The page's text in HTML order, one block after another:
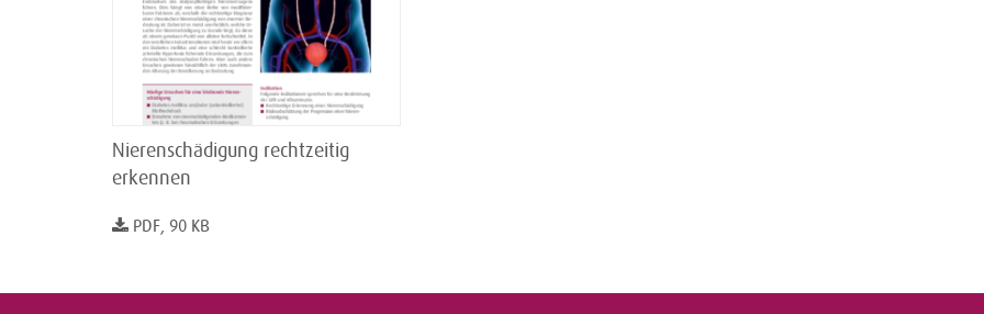
Nierenschädigung rechtzeitig
erkennen
PDF, 90 KB